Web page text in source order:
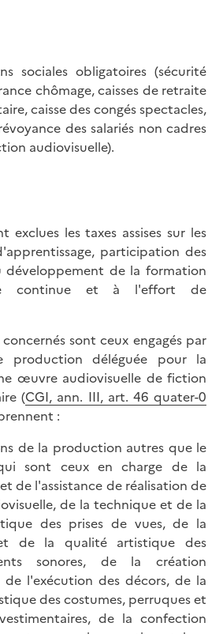
sociales obligatoires (sécurité
chômage, caisses de retraite
caisse des congés spectacles,
des salariés non cadres
audiovisuelle).
exclues les taxes assises sur les
participation des
développement de la formation
continue et à l'effort de
concernés sont ceux engagés par
production déléguée pour la
œuvre audiovisuelle de fiction
(CGI, ann. III, art. 46 quater-0
:
de la production autres que le
sont ceux en charge de la
de l'assistance de réalisation de
de la technique et de la
des prises de vues, de la
de la qualité artistique des
sonores, de la création
l'exécution des décors, de la
des costumes, perruques et
de la confection